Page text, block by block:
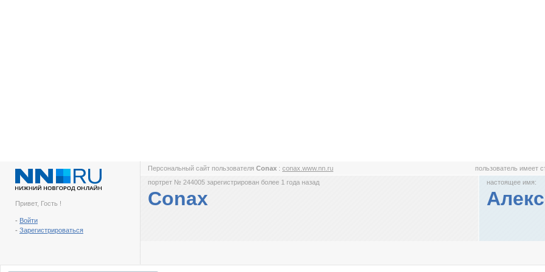
Привет, Гость !
- Войти
- Зарегистрироваться
Персональный сайт пользователя Conax : conax.www.nn.ru пользователь имеет
портрет № 244005 зарегистрирован более 1 года назад
Conax
настоящее имя: